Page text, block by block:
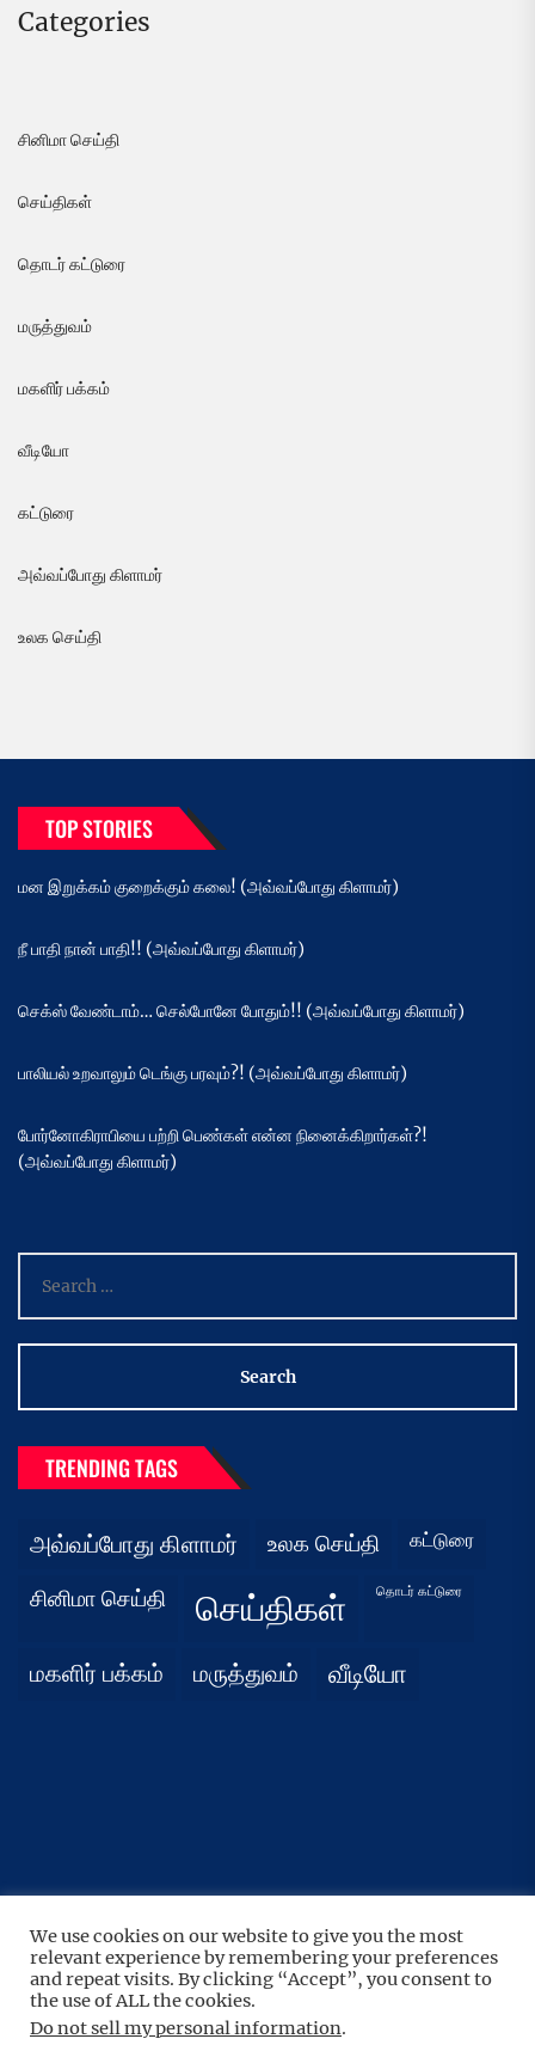
Categories
சினிமா செய்தி
செய்திகள்
தொடர் கட்டுரை
மருத்துவம்
மகளிர் பக்கம்
வீடியோ
கட்டுரை
அவ்வப்போது கிளாமர்
உலக செய்தி
TOP STORIES
மன இறுக்கம் குறைக்கும் கலை! (அவ்வப்போது கிளாமர்)
நீ பாதி நான் பாதி!! (அவ்வப்போது கிளாமர்)
செக்ஸ் வேண்டாம்… செல்போனே போதும்!! (அவ்வப்போது கிளாமர்)
பாலியல் உறவாலும் டெங்கு பரவும்?! (அவ்வப்போது கிளாமர்)
போர்னோகிராபியை பற்றி பெண்கள் என்ன நினைக்கிறார்கள்?!
(அவ்வப்போது கிளாமர்)
for:
TRENDING TAGS
அவ்வப்போது கிளாமர் உலக செய்தி கட்டுரை
சினிமா செய்தி செய்திகள் தொடர் கட்டுரை
மகளிர் பக்கம் மருத்துவம் வீடியோ
UP↑
Copyright © 2026 நிதர்சனம்.All rights reserved.
Theme: BoundlessNews ByThemeinwp.
WordPress.
We use cookies on our website to give you the most
relevant experience by remembering your preferences
and repeat visits. By clicking “Accept”, you consent to
the use of ALL the cookies.
Do not sell my personal information.